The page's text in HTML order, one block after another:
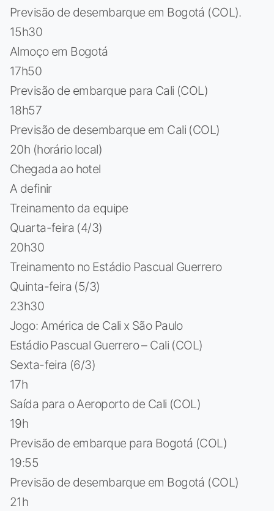
Previsão de desembarque em Bogotá (COL).
15h30
Almoço em Bogotá
17h50
Previsão de embarque para Cali (COL)
18h57
Previsão de desembarque em Cali (COL)
20h (horário local)
Chegada ao hotel
A definir
Treinamento da equipe
Quarta-feira (4/3)
20h30
Treinamento no Estádio Pascual Guerrero
Quinta-feira (5/3)
23h30
Jogo: América de Cali x São Paulo
Estádio Pascual Guerrero – Cali (COL)
Sexta-feira (6/3)
17h
Saída para o Aeroporto de Cali (COL)
19h
Previsão de embarque para Bogotá (COL)
19:55
Previsão de desembarque em Bogotá (COL)
21h